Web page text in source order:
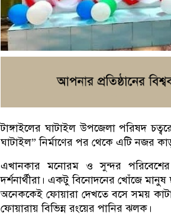
টাঙ্গাইলের ঘাটাইল উপজেলা পরিষদ
ঘাটাইল” নির্মাণের পর থেকে এটি নজর
এখানকার মনোরম ও সুন্দর
দর্শনার্থীরা। একটু বিনোদনের খোঁজে
অনেককেই ফোয়ারা দেখতে বসে সময়
ফোয়ারায় বিভিন্ন রংয়ের পানির ঝলক।